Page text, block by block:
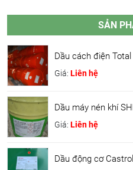
SẢN
Dầu cách điện Total
Giá: Liên hệ
Dầu máy nén khí
Giá: Liên hệ
Dầu động cơ